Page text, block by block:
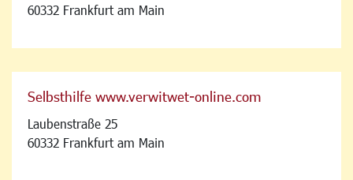
60332 Frankfurt am Main
Selbsthilfe www.verwitwet-online.com
Laubenstraße 25
60332 Frankfurt am Main